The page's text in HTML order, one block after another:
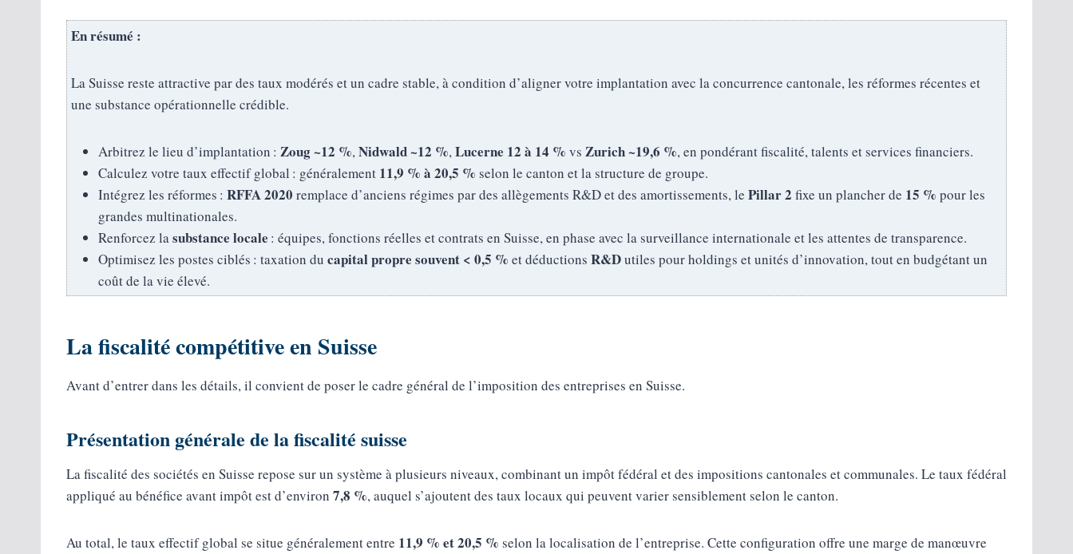
En résumé :
La Suisse reste attractive par des taux modérés et un cadre stable, à condition d’aligner votre implantation avec la concurrence cantonale, les réformes récentes et
une substance opérationnelle crédible.
Arbitrez le lieu d’implantation : Zoug ~12 %,Nidwald ~12 %,Lucerne 12 à 14 % vs Zurich ~19,6 %, en pondérant fiscalité, talents et services financiers.
Calculez votre taux effectif global : généralement 11,9 % à 20,5 % selon le canton et la structure de groupe.
Intégrez les réformes : RFFA 2020 remplace d’anciens régimes par des allègements R&D et des amortissements, le Pillar 2 fixe un plancher de 15 % pour les
grandes multinationales.
Renforcez lasubstance locale : équipes, fonctions réelles et contrats en Suisse, en phase avec la surveillance internationale et les attentes de transparence.
Optimisez les postes ciblés : taxation du capital propre souvent < 0,5 % et déductions R&Dutiles pour holdings et unités d’innovation, tout en budgétant un
coût de la vie élevé.
La fiscalité compétitive en Suisse
Avant d’entrer dans les détails, il convient de poser le cadre général de l’imposition des entreprises en Suisse.
Présentation générale de la fiscalité suisse
La fiscalité des sociétés en Suisse repose sur un système à plusieurs niveaux, combinant un impôt fédéral et des impositions cantonales et communales. Le taux fédéral
appliqué au bénéfice avant impôt est d’environ 7,8 %, auquel s’ajoutent des taux locaux qui peuvent varier sensiblement selon le canton.
Au total, le taux effectif global se situe généralement entre 11,9 % et 20,5 % selon la localisation de l’entreprise. Cette configuration offre une marge de manœuvre